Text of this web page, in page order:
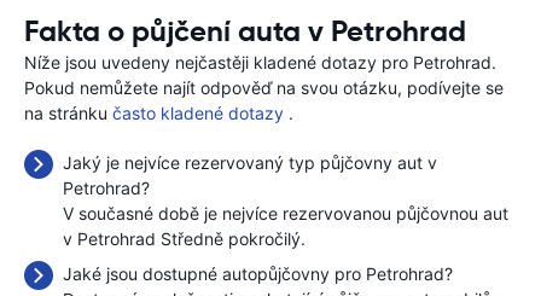
Fakta o půjčení auta v Petrohrad
Níže jsou uvedeny nejčastěji kladené dotazy pro Petrohrad.
Pokud nemůžete najít odpověď na svou otázku, podívejte se
na stránku často kladené dotazy .
Jaký je nejvíce rezervovaný typ půjčovny aut v
Petrohrad?
V současné době je nejvíce rezervovanou půjčovnou aut
v Petrohrad Středně pokročilý.
Jaké jsou dostupné autopůjčovny pro Petrohrad?